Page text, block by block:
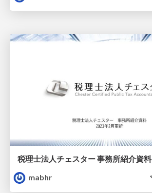
税理士法人チェスター 事務所紹介資料
mabhr